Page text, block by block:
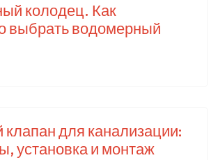
колодец. Как
выбрать водомерный
для канализации:
установка и монтаж